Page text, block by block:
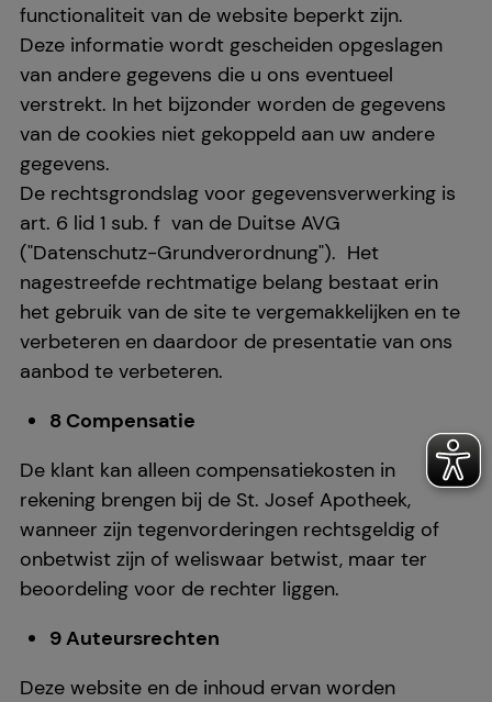
functionaliteit van de website beperkt zijn.
Deze informatie wordt gescheiden opgeslagen
van andere gegevens die u ons eventueel
verstrekt. In het bijzonder worden de gegevens
van de cookies niet gekoppeld aan uw andere
gegevens.
De rechtsgrondslag voor gegevensverwerking is
art. 6 lid 1 sub. f van de Duitse AVG
("Datenschutz-Grundverordnung"). Het
nagestreefde rechtmatige belang bestaat erin
het gebruik van de site te vergemakkelijken en te
verbeteren en daardoor de presentatie van ons
aanbod te verbeteren.
8 Compensatie
De klant kan alleen compensatiekosten in
rekening brengen bij de St. Josef Apotheek,
wanneer zijn tegenvorderingen rechtsgeldig of
onbetwist zijn of weliswaar betwist, maar ter
beoordeling voor de rechter liggen.
9 Auteursrechten
Deze website en de inhoud ervan worden